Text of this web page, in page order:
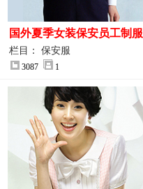
国外夏季女装保安员工制服
装大图
栏目： 保安服
3087 1